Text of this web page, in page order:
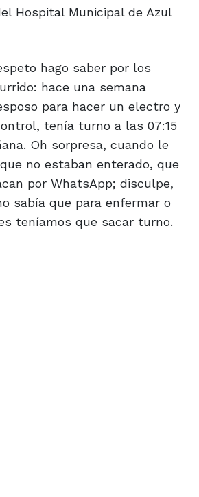
Hospital Municipal de Azul
hago saber por los
hace una semana
para hacer un electro y
tenía turno a las 07:15
Oh sorpresa, cuando le
no estaban enterado, que
por WhatsApp; disculpe,
sabía que para enfermar o
teníamos que sacar turno.